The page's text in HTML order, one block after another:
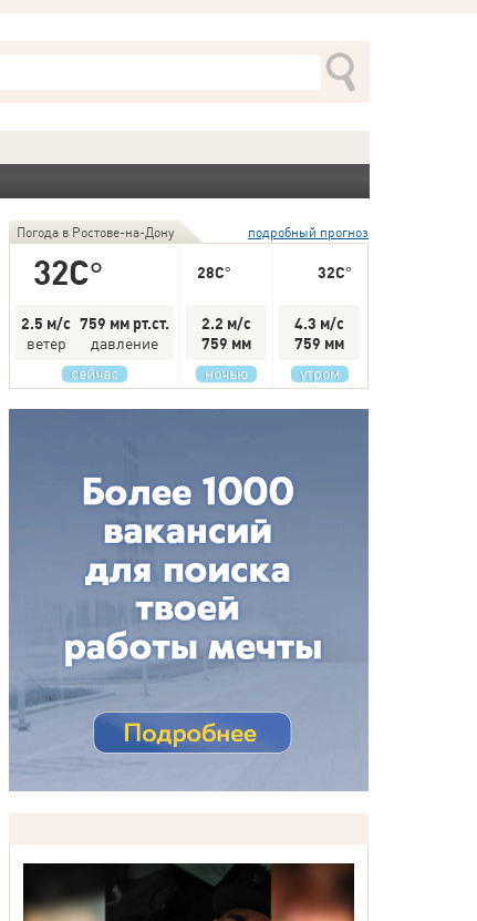
Погода в Ростове-на-Дону подробный прогноз
32C°
2.5 м/с
ветер
759 мм рт.ст.
давление
сейчас
28C°
2.2 м/с
759 мм
ночью
32C°
4.3 м/с
759 мм
утром